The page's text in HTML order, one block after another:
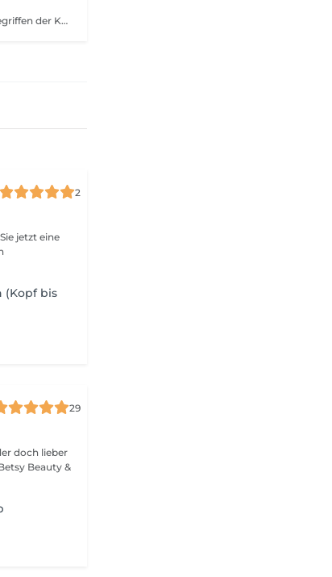
Die Sportmassage ist eine Kombination aus Massagegriffen der Klassischen Massage. Sie hilft bei Muskelverspannungen oder Beschwerden, die von sportlichen Aktivitäten stammen. Es wird lokal gearbeitet und spezielle Muskelgruppen gezielt behandelt.
2
(Kopf bis
29
doch lieber
Beauty &